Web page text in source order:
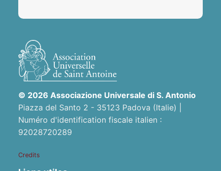
© 2026 Associazione Universale di S. Antonio
Piazza del Santo 2 - 35123 Padova (Italie) |
Numéro d'identification fiscale italien :
92028720289
Credits